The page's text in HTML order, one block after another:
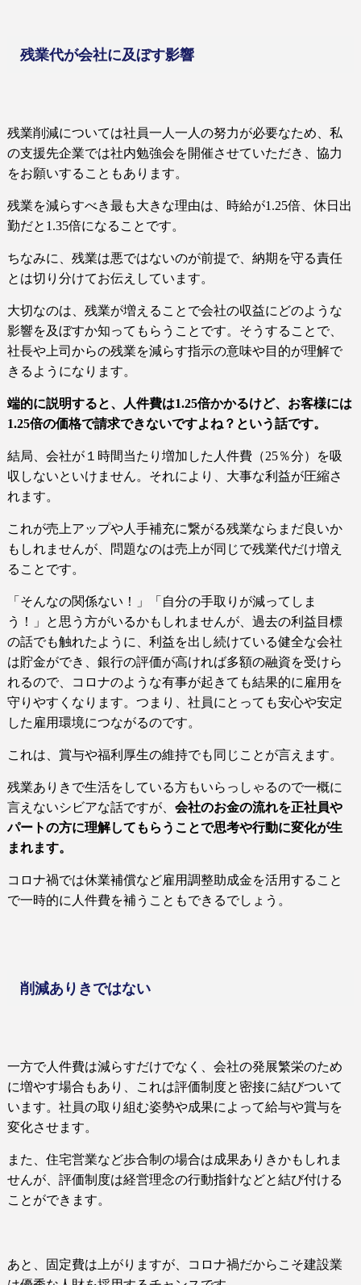
残業代が会社に及ぼす影響
残業削減については社員一人一人の努力が必要なため、私
の支援先企業では社内勉強会を開催させていただき、協力
をお願いすることもあります。
残業を減らすべき最も大きな理由は、時給が1.25倍、休日出
勤だと 1.35倍になることです。
ちなみに、残業は悪ではないのが前提で、納期を守る責任
とは切り分けてお伝えしています。
大切なのは、残業が増えることで会社の収益にどのような
影響を及ぼすか知ってもらうことです。 そうすることで、
社長や上司からの残業を減らす指示の意味や目的が理解で
きるようになります。
端的に説明すると、人件費は1.25倍かかるけど、お客様には
1.25倍の価格で請求できないですよね？という話です。
結局、会社が１時間当たり増加した人件費（25％分）を吸
収しないといけません。 それにより、大事な利益が圧縮さ
れます。
これが売上アップや人手補充に繋がる残業ならまだ良いか
もしれませんが、問題なのは売上が同じで残業代だけ増え
ることです。
「そんなの関係ない！」「自分の手取りが減ってしま
う！」と思う方がいるかもしれませんが、過去の利益目標
の話でも触れたように、利益を出し続けている健全な会社
は貯金ができ、銀行の評価が高ければ多額の融資を受けら
れるので、コロナのような有事が起きても結果的に雇用を
守りやすくなります。つまり、社員にとっても安心や安定
した雇用環境につながるのです。
これは、賞与や福利厚生の維持でも同じことが言えます。
残業ありきで生活をしている方もいらっしゃるので一概に
言えないシビアな話ですが、 会社のお金の流れを正社員や
パートの方に理解してもらうことで思考や行動に変化が生
まれます。
コロナ禍では休業補償など雇用調整助成金を活用すること
で一時的に人件費を補うこともできるでしょう。
削減ありきではない
一方で人件費は減らすだけでなく、会社の発展繁栄のため
に増やす場合もあり、こ れは評価制度と密接に結びついて
います。 社員の取り組む姿勢や成果によって給与や賞与を
変化させます。
また、住宅営業など歩合制の場合は成果ありきかもしれま
せんが、評価制度は経営理念の行動指針などと結び付ける
ことができます。
あと、固定費は上がりますが、コロナ禍だからこそ建設業